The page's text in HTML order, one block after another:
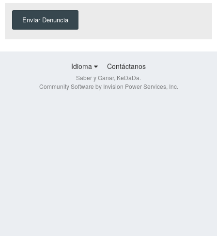
Enviar Denuncia
Idioma Contáctanos
Saber y Ganar, KeDaDa.
Community Software by Invision Power Services, Inc.